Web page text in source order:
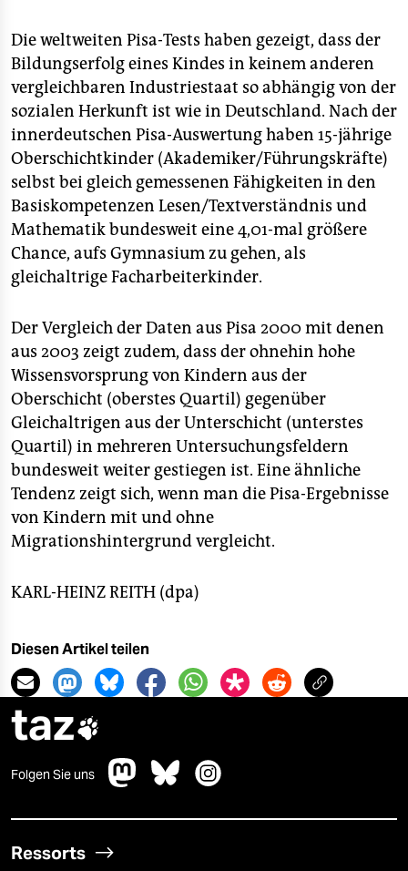
Die weltweiten Pisa-Tests haben gezeigt, dass der
Bildungserfolg eines Kindes in keinem anderen
vergleichbaren Industriestaat so abhängig von der
sozialen Herkunft ist wie in Deutschland. Nach der
innerdeutschen Pisa-Auswertung haben 15-jährige
Oberschichtkinder (Akademiker/Führungskräfte)
selbst bei gleich gemessenen Fähigkeiten in den
Basiskompetenzen Lesen/Textverständnis und
Mathematik bundesweit eine 4,01-mal größere
Chance, aufs Gymnasium zu gehen, als
gleichaltrige Facharbeiterkinder.
Der Vergleich der Daten aus Pisa 2000 mit denen
aus 2003 zeigt zudem, dass der ohnehin hohe
Wissensvorsprung von Kindern aus der
Oberschicht (oberstes Quartil) gegenüber
Gleichaltrigen aus der Unterschicht (unterstes
Quartil) in mehreren Untersuchungsfeldern
bundesweit weiter gestiegen ist. Eine ähnliche
Tendenz zeigt sich, wenn man die Pisa-Ergebnisse
von Kindern mit und ohne
Migrationshintergrund vergleicht.
KARL-HEINZ REITH (dpa)
Diesen Artikel teilen
taz
Folgen Sie uns
Ressorts